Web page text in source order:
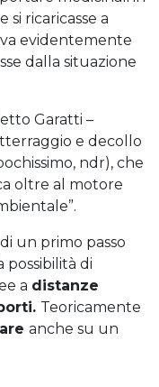
ricaricasse a
evidentemente
dalla situazione
Garatti –
e decollo
ndr), che
oltre al motore
un primo passo
possibilità di
a distanze
Teoricamente
anche su un